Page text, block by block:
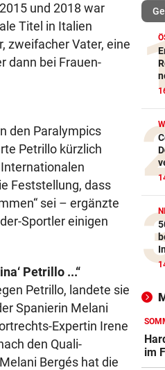
und 2018 war
Titel in Italien
zweifacher Vater, eine
dann bei Frauen-
den Paralympics
Petrillo kürzlich
Feststellung, dass
sei – ergänzte
Sportler einigen
Petrillo ...“
Petrillo, landete sie
Spanierin Melani
Expertin Irene
den Quali-
Bergés hat die
im